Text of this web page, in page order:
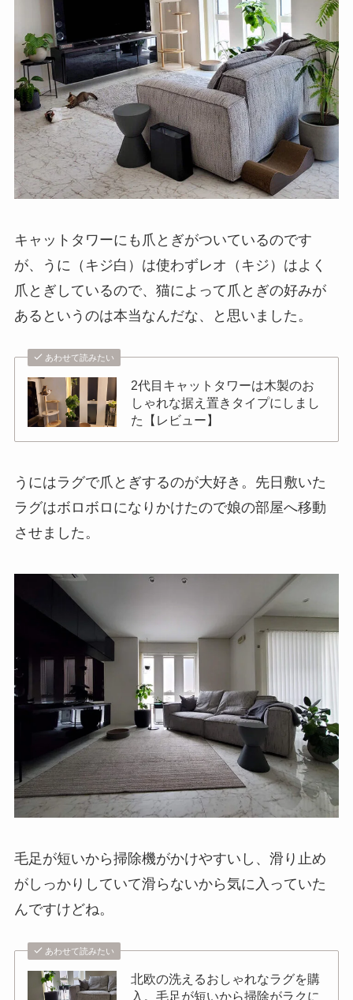
キャットタワーにも爪とぎがついているのです
が、うに（キジ白）は使わずレオ（キジ）はよく
爪とぎしているので、猫によって爪とぎの好みが
あるというのは本当なんだな、と思いました。
あわせて読みたい
2代目キャットタワーは木製のお
しゃれな据え置きタイプにしまし
た【レビュー】
うにはラグで爪とぎするのが大好き。先日敷いた
ラグはボロボロになりかけたので娘の部屋へ移動
させました。
毛足が短いから掃除機がかけやすいし、滑り止め
がしっかりしていて滑らないから気に入っていた
んですけどね。
あわせて読みたい
北欧の洗えるおしゃれなラグを購
入。毛足が短いから掃除がラクに